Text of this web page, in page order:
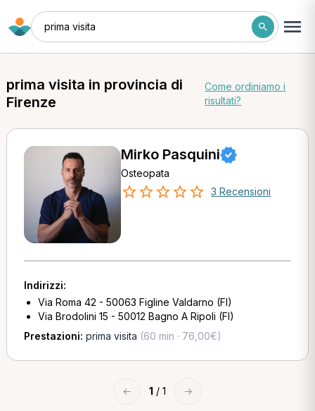
prima visita
prima visita in provincia di
Firenze
Come ordiniamo i
risultati?
Mirko Pasquini
Osteopata
3 Recensioni
Indirizzi:
Via Roma 42 - 50063 Figline Valdarno (FI)
Via Brodolini 15 - 50012 Bagno A Ripoli (FI)
Prestazioni: prima visita (60 min · 76,00€)
← 1 / 1 →